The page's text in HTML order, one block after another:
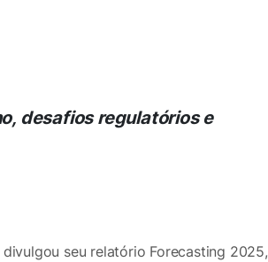
desafios regulatórios e
seu relatório Forecasting 2025,